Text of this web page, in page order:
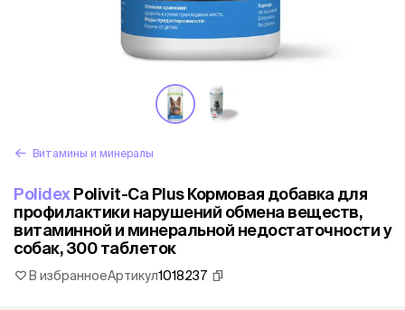
Витамины и минералы
PolidexPolivit-Ca Plus Кормовая добавка для
профилактики нарушений обмена веществ,
витаминной и минеральной недостаточности у
собак, 300 таблеток
В избранноеАртикул1018237